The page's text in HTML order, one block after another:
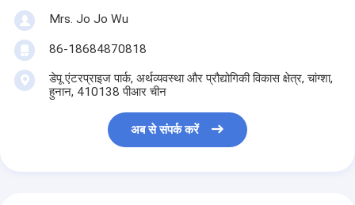
Mrs. Jo Jo Wu
86-18684870818
डेपू एंटरप्राइज पार्क, अर्थव्यवस्था और प्रौद्योगिकी विकास क्षेत्र, चांग्शा,
हुनान, 410138 पीआर चीन
अब से संपर्क करें